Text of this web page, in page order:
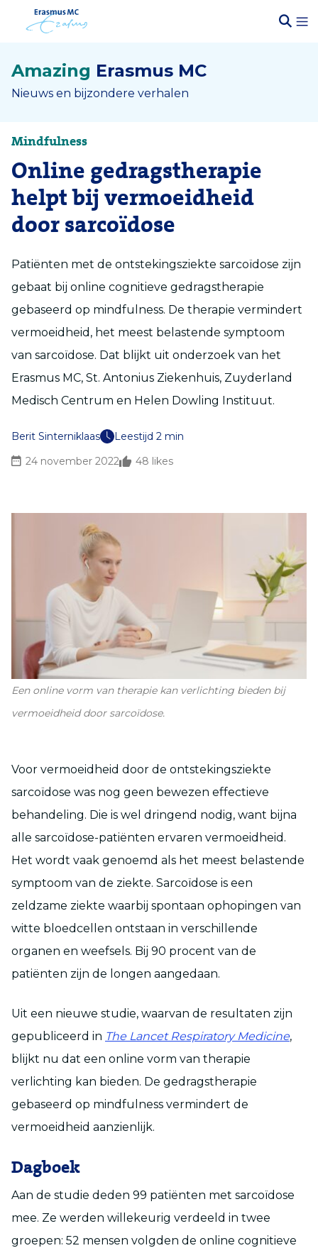
Amazing Erasmus MC
Nieuws en bijzondere verhalen
Mindfulness
Online gedragstherapie
helpt bij vermoeidheid
door sarcoïdose
Patiënten met de ontstekingsziekte sarcoïdose zijn
gebaat bij online cognitieve gedragstherapie
gebaseerd op mindfulness. De therapie vermindert
vermoeidheid, het meest belastende symptoom
van sarcoïdose. Dat blijkt uit onderzoek van het
Erasmus MC, St. Antonius Ziekenhuis, Zuyderland
Medisch Centrum en Helen Dowling Instituut.
Berit Sinterniklaas
Leestijd 2 min
24 november 2022
48 likes
Een online vorm van therapie kan verlichting bieden bij
vermoeidheid door sarcoïdose.
Voor vermoeidheid door de ontstekingsziekte
sarcoïdose was nog geen bewezen effectieve
behandeling. Die is wel dringend nodig, want bijna
alle sarcoïdose-patiënten ervaren vermoeidheid.
Het wordt vaak genoemd als het meest belastende
symptoom van de ziekte. Sarcoïdose is een
zeldzame ziekte waarbij spontaan ophopingen van
witte bloedcellen ontstaan in verschillende
organen en weefsels. Bij 90 procent van de
patiënten zijn de longen aangedaan.
Uit een nieuwe studie, waarvan de resultaten zijn
gepubliceerd in The Lancet Respiratory Medicine,
blijkt nu dat een online vorm van therapie
verlichting kan bieden. De gedragstherapie
gebaseerd op mindfulness vermindert de
vermoeidheid aanzienlijk.
Dagboek
Aan de studie deden 99 patiënten met sarcoïdose
mee. Ze werden willekeurig verdeeld in twee
groepen: 52 mensen volgden de online cognitieve